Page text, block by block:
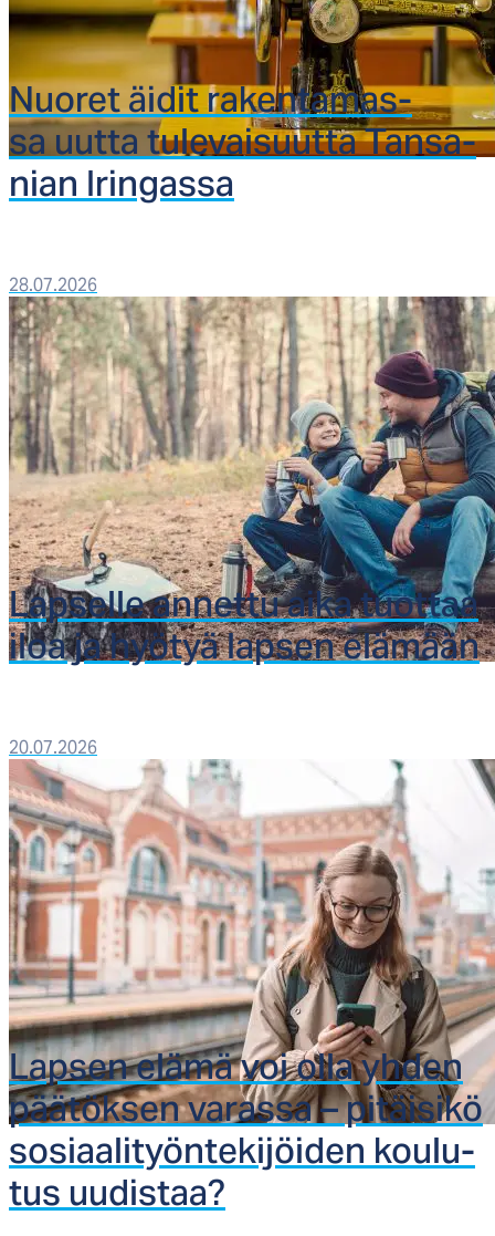
Nuo­ret äi­dit ra­ken­ta­mas­
sa uut­ta tu­le­vai­suut­ta Tan­sa­
nian Irin­gas­sa
28.07.2026
Lap­sel­le an­net­tu ai­ka tuot­taa
iloa ja hyö­tyä lap­sen elä­mään
20.07.2026
Lap­sen elä­mä voi ol­la yh­den
pää­tök­sen va­ras­sa – pi­täi­si­kö
so­siaa­li­työn­te­ki­jöi­den kou­lu­
tus uu­dis­taa?